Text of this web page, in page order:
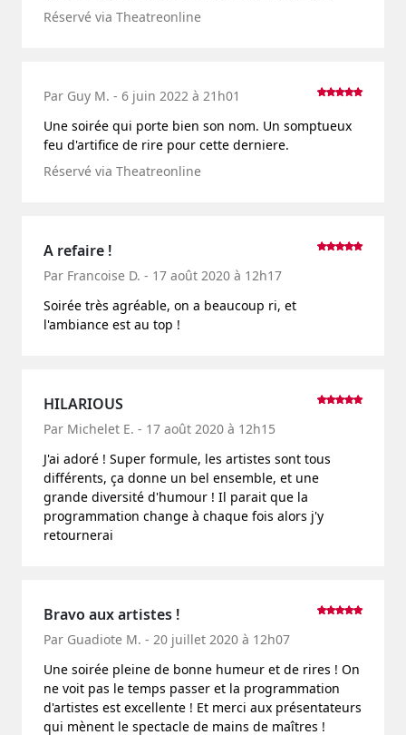
Réservé via Theatreonline
Par Guy M. - 6 juin 2022 à 21h01
Une soirée qui porte bien son nom. Un somptueux
feu d'artifice de rire pour cette derniere.
Réservé via Theatreonline
A refaire !
Par Francoise D. - 17 août 2020 à 12h17
Soirée très agréable, on a beaucoup ri, et
l'ambiance est au top !
HILARIOUS
Par Michelet E. - 17 août 2020 à 12h15
J'ai adoré ! Super formule, les artistes sont tous
différents, ça donne un bel ensemble, et une
grande diversité d'humour ! Il parait que la
programmation change à chaque fois alors j'y
retournerai
Bravo aux artistes !
Par Guadiote M. - 20 juillet 2020 à 12h07
Une soirée pleine de bonne humeur et de rires ! On
ne voit pas le temps passer et la programmation
d'artistes est excellente ! Et merci aux présentateurs
qui mènent le spectacle de mains de maîtres !